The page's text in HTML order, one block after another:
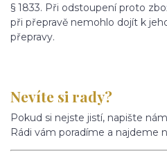
§ 1833. Při odstoupení proto
při přepravě nemohlo dojít k
přepravy.
Nevíte si rady?
Pokud si nejste jistí, napište
Rádi vám poradíme a najdeme